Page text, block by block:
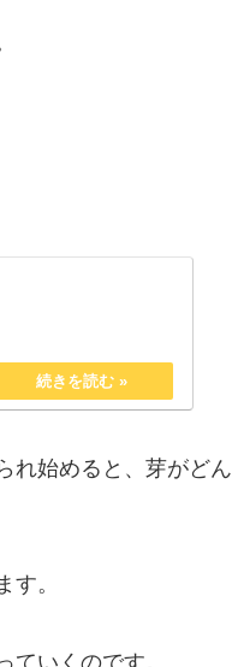
れ始めると、芽がどん
す。
いくのです。